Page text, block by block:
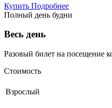
Купить Подробнее
Полный день будни
Весь день
Разовый билет на посещение
Стоимость
Взрослый